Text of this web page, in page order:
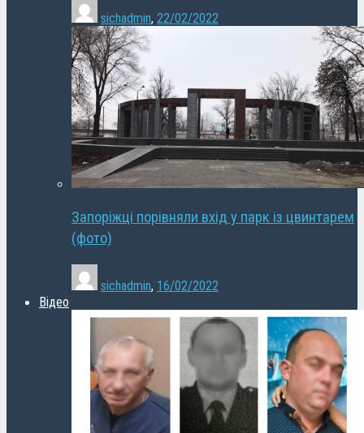
sichadmin, 22/02/2022
Запоріжці порівняли вхід у парк із цвинтарем
(фото)
sichadmin, 16/02/2022
Відео